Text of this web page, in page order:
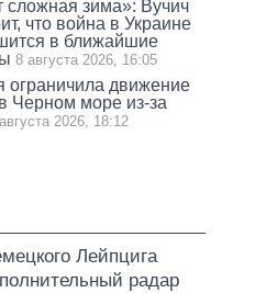
сложная зима»: Вучич
что война в Украине
в ближайшие
8 августа 2026, 16:05
ограничила движение
Черном море из-за
2026, 18:12
Лейпцига
радар